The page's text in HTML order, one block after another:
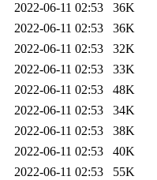
2022-06-11 02:53
36K
2022-06-11 02:53
36K
2022-06-11 02:53
32K
2022-06-11 02:53
33K
2022-06-11 02:53
48K
2022-06-11 02:53
34K
2022-06-11 02:53
38K
2022-06-11 02:53
40K
2022-06-11 02:53
55K